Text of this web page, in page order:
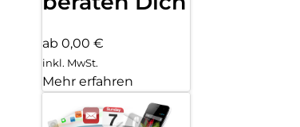
ab 0,00 €
inkl. MwSt.
Mehr erfahren